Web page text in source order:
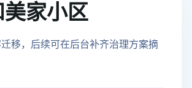
家小区
迁移，后续可在后台补齐治理方案摘